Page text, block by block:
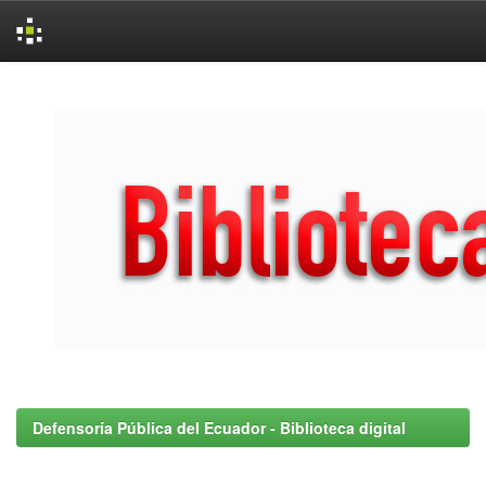
Defensoría Pública del Ecuador - Biblioteca digital